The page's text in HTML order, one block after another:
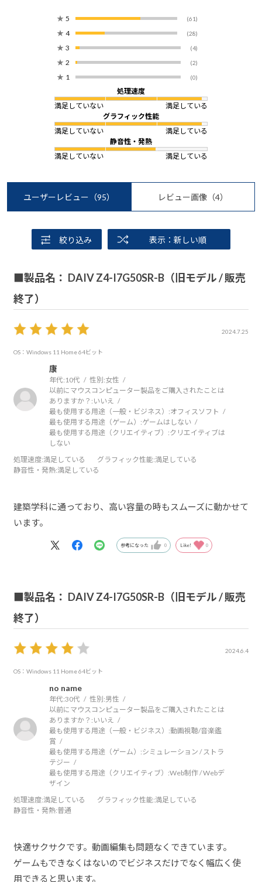
★ 5 (61)
★ 4 (28)
★ 3 (4)
★ 2 (2)
★ 1 (0)
処理速度
満足していない
満足している
グラフィック性能
満足していない
満足している
静音性・発熱
満足していない
満足している
ユーザーレビュー （95） レビュー画像 （4）
絞り込み 表示：新しい順
■製品名： DAIV Z4-I7G50SR-B（旧モデル / 販売
終了）
2024.7.25
OS：Windows 11 Home 64ビット
康
年代: 10代 性別:女性
以前にマウスコンピューター製品をご購入されたことは
ありますか？: いいえ
最も使用する用途（一般・ビジネス）:オフィスソフト
最も使用する用途（ゲーム）:ゲームはしない
最も使用する用途（クリエイティブ）:クリエイティブは
しない
処理速度:満足している グラフィック性能:満足している
静音性・発熱:満足している
建築学科に通っており、高い容量の時もスムーズに動かせて
います。
参考になった 0 Like! 0
■製品名： DAIV Z4-I7G50SR-B（旧モデル / 販売
終了）
2024.6.4
OS：Windows 11 Home 64ビット
no name
年代:30代 性別:男性
以前にマウスコンピューター製品をご購入されたことは
ありますか？: いいえ
最も使用する用途（一般・ビジネス）:動画視聴/音楽鑑
賞
最も使用する用途（ゲーム）:シミュレーション / ストラ
テジー
最も使用する用途（クリエイティブ）:Web制作 / Webデ
ザイン
処理速度:満足している グラフィック性能:満足している
静音性・発熱:普通
快適サクサクです。動画編集も問題なくできています。
ゲームもできなくはないのでビジネスだけでなく幅広く使
用できると思います。